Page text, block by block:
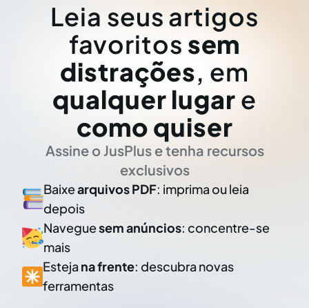
Leia seus artigos
favoritos sem
distrações, em
qualquer lugar e
como quiser
Assine o JusPlus e tenha recursos
exclusivos
Baixearquivos PDF: imprima ou leia
depois
Naveguesem anúncios: concentre-se
mais
Esteja na frente: descubra novas
ferramentas